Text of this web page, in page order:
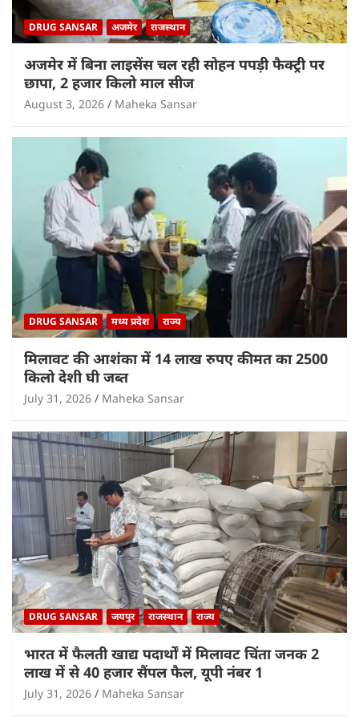
DRUG SANSAR अजमेर राजस्थान
अजमेर में बिना लाइसेंस चल रही सोहन पपड़ी फैक्ट्री पर
छापा, 2 हजार किलो माल सीज
August 3, 2026 Maheka Sansar
DRUG SANSAR मध्य प्रदेश राज्य
मिलावट की आशंका में 14 लाख रुपए कीमत का 2500
किलो देशी घी जब्त
July 31, 2026 Maheka Sansar
DRUG SANSAR जयपुर राजस्थान राज्य
भारत में फैलती खाद्य पदार्थों में मिलावट चिंता जनक 2
लाख में से 40 हजार सैंपल फैल, यूपी नंबर 1
July 31, 2026 Maheka Sansar